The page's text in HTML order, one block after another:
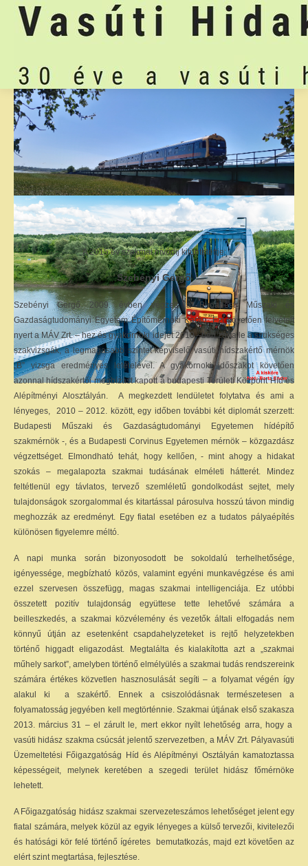
A 2015 év szakmai nívódíj kitüntetettje:
Szebényi Gergő
Szebényi Gergő 2009. évben végzett a Budapesti Műszaki és
Gazdaságtudományi Egyetem Építőmérnöki Karán. Ezt követően felvételt
nyert a MÁV Zrt. – hez és gyakornoki idejét 2010 –ben zárta le a szükséges
szakvizsgák, a legmagasabb szintet képviselő vasúti hídszakértő mérnök
„B” vizsga eredményes letételével. A gyakornoki időszakot követően
azonnal hídszakértői megbízást kapott a budapesti Területi Központ Híd és
Alépítményi Alosztályán. A megkezdett lendületet folytatva és ami a
lényeges, 2010 – 2012. között, egy időben további két diplomát szerzett:
Budapesti Műszaki és Gazdaságtudományi Egyetemen hídépítő
szakmérnök -, és a Budapesti Corvinus Egyetemen mérnök – közgazdász
végzettséget. Elmondható tehát, hogy kellően, - mint ahogy a hidakat
szokás – megalapozta szakmai tudásának elméleti hátterét. Mindez
feltétlenül egy távlatos, tervező szemléletű gondolkodást sejtet, mely
tulajdonságok szorgalommal és kitartással párosulva hosszú távon mindig
meghozzák az eredményt. Egy fiatal esetében ez a tudatos pályaépítés
különösen figyelemre méltó.
A napi munka során bizonyosodott be sokoldalú terhelhetősége,
igényessége, megbízható közös, valamint egyéni munkavégzése és ami
ezzel szervesen összefügg, magas szakmai intelligenciája. Ez utóbbi
összetett pozitív tulajdonság együttese tette lehetővé számára a
beilleszkedés, a szakmai közvélemény és vezetők általi elfogadás nem
könnyű útján az esetenként csapdahelyzeteket is rejtő helyzetekben
történő higgadt eligazodást. Megtalálta és kialakította azt a „szakmai
műhely sarkot”, amelyben történő elmélyülés a szakmai tudás rendszereink
számára értékes közvetlen hasznosulását segíti – a folyamat végén így
alakul ki a szakértő. Ennek a csiszolódásnak természetesen a
folyamatosság jegyében kell megtörténnie. Szakmai útjának első szakasza
2013. március 31 – el zárult le, mert ekkor nyílt lehetőség arra, hogy a
vasúti hidász szakma csúcsát jelentő szervezetben, a MÁV Zrt. Pályavasúti
Üzemeltetési Főigazgatóság Híd és Alépítményi Osztályán kamatoztassa
képességeit, melynek keretében a szegedi terület hidász főmérnöke
lehetett.
A Főigazgatóság hidász szakmai szervezeteszámos lehetőséget jelent egy
fiatal számára, melyek közül az egyik lényeges a külső tervezői, kivitelezői
és hatósági kör felé történő ígéretes bemutatkozás, majd ezt követően az
elért szint megtartása, fejlesztése.